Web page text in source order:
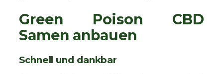
Green Poison CBD
Samen anbauen
Schnell und dankbar